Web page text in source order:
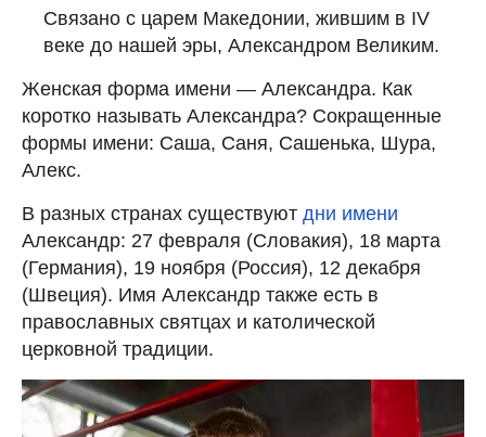
Связано с царем Македонии, жившим в IV
веке до нашей эры, Александром Великим.
Женская форма имени — Александра. Как
коротко называть Александра? Сокращенные
формы имени: Саша, Саня, Сашенька, Шура,
Алекс.
В разных странах существуют дни имени
Александр: 27 февраля (Словакия), 18 марта
(Германия), 19 ноября (Россия), 12 декабря
(Швеция). Имя Александр также есть в
православных святцах и католической
церковной традиции.